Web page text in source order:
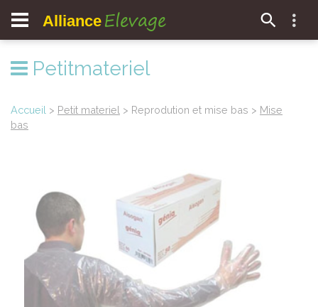
Alliance Elevage
Petitmateriel
Accueil > Petit materiel > Reprodution et mise bas > Mise
bas